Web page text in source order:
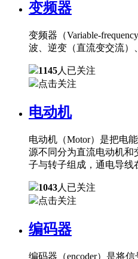
变频器
变频器（Variable-
波、逆变（直流变交流）
1145人已关注
点击关注
电动机
电动机（Motor）是把电
源不同分为直流电动机和
子与转子组成，通电导线
1043人已关注
点击关注
编码器
编码器（encoder）是将